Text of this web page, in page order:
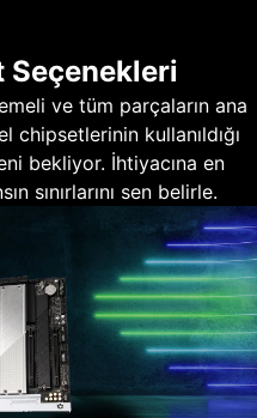
Seçenekleri
ve tüm parçaların ana
kullanıldığı
bekliyor. İhtiyacına en
sınırlarını sen belirle.